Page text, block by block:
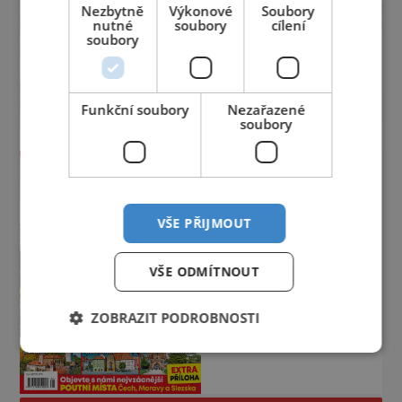
Nezbytně
nutné
soubory
Výkonové
soubory
Soubory
cílení
Funkční soubory
Nezařazené
soubory
VŠE PŘIJMOUT
VŠE ODMÍTNOUT
ZOBRAZIT PODROBNOSTI